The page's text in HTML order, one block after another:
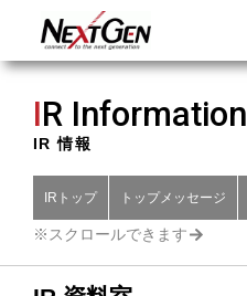
IR Information
IR 情報
IRトップ トップメッセージ